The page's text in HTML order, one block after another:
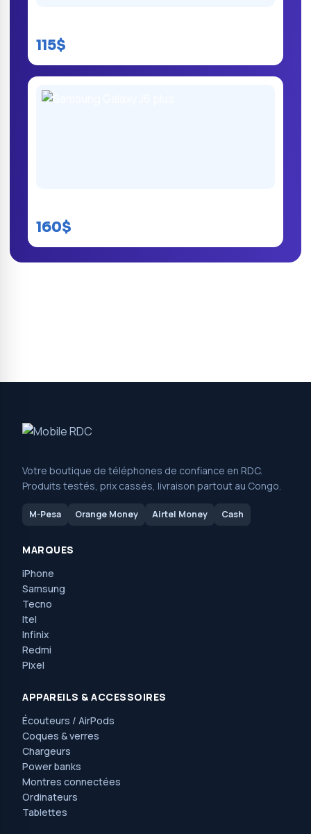
115$
160$
Votre boutique de téléphones de confiance en RDC.
Produits testés, prix cassés, livraison partout au Congo.
M-Pesa Orange Money Airtel Money Cash
MARQUES
iPhone
Samsung
Tecno
Itel
Infinix
Redmi
Pixel
APPAREILS & ACCESSOIRES
Écouteurs / AirPods
Coques & verres
Chargeurs
Power banks
Montres connectées
Ordinateurs
Tablettes